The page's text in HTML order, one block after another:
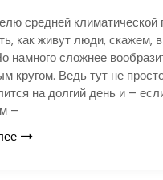
средней
как живут люди, скажем,
намного сложнее
кругом. Ведь тут не
на долгий день и –
–